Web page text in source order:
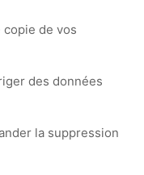
de vos
des données
la suppression